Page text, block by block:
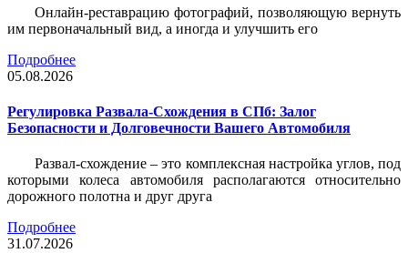
Онлайн-реставрацию фотографий, позволяющую вернуть
им первоначальный вид, а иногда и улучшить его
Подробнее
05.08.2026
Регулировка Развала-Схождения в СПб: Залог
Безопасности и Долговечности Вашего Автомобиля
Развал-схождение – это комплексная настройка углов, под
которыми колеса автомобиля располагаются относительно
дорожного полотна и друг друга
Подробнее
31.07.2026